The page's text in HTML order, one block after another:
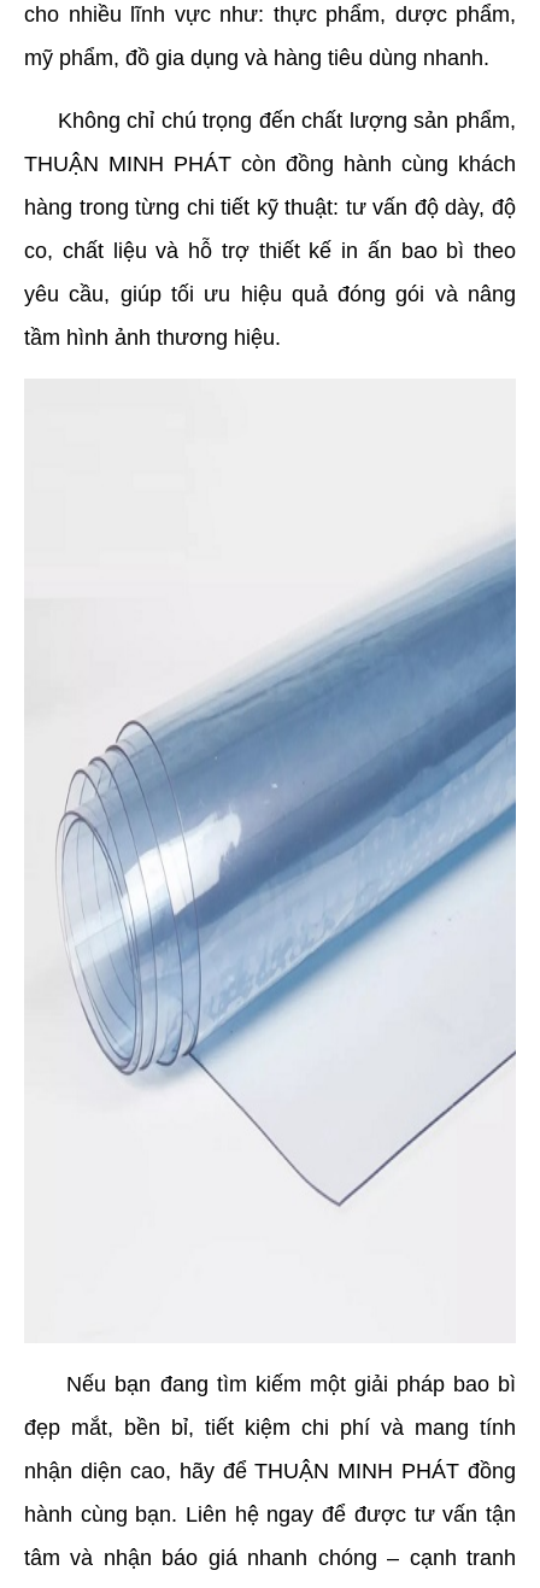
cho nhiều lĩnh vực như: thực phẩm, dược phẩm,
mỹ phẩm, đồ gia dụng và hàng tiêu dùng nhanh.
Không chỉ chú trọng đến chất lượng sản phẩm,
THUẬN MINH PHÁT còn đồng hành cùng khách
hàng trong từng chi tiết kỹ thuật: tư vấn độ dày, độ
co, chất liệu và hỗ trợ thiết kế in ấn bao bì theo
yêu cầu, giúp tối ưu hiệu quả đóng gói và nâng
tầm hình ảnh thương hiệu.
Nếu bạn đang tìm kiếm một giải pháp bao bì
đẹp mắt, bền bỉ, tiết kiệm chi phí và mang tính
nhận diện cao, hãy để THUẬN MINH PHÁT đồng
hành cùng bạn. Liên hệ ngay để được tư vấn tận
tâm và nhận báo giá nhanh chóng – cạnh tranh